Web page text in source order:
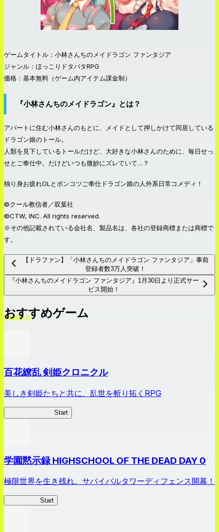
ゲームタイトル：小林さんちのメイドラゴン ファンタジア
ジャンル：ほっこりドタバタRPG
価格：基本無料（ゲーム内アイテム課金制）
『小林さんちのメイドラゴン』とは？
アパートに住む小林さんのもとに、メイドとして押しかけて同居している
ドラゴン娘のトール。
人類を見下しているトールだけど、大好きな小林さんのために、毎日せっ
せとご奉仕中。だけどいつも微妙にズレていて…？
独り身お疲れOLとポンコツご奉仕ドラゴン娘の人外系日常コメディ！
©クール教信者／双葉社
©CTW, INC. All rights reserved.
※その他記載されている会社名、製品名は、各社の登録商標または商標で
す。
【ドラファン】「小林さんちのメイドラゴン ファンタジア」事前
登録者数3万人突破！
『小林さんちのメイドラゴン ファンタジア』1月30日より正式サー
ビス開始！
おすすめゲーム
百花繚乱 剣姫クロニクル
美しき剣姫たちと共に、乱世を斬り拓くRPG
Start
学園黙示録 HIGHSCHOOL OF THE DEAD DAY 0
極限世界を生き残れ。サバイバルタワーディフェンス開幕！
Start